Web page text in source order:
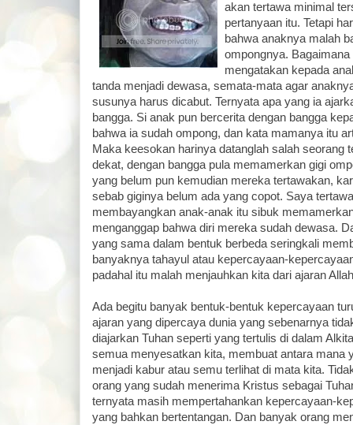
akan tertawa minimal
pertanyaan itu. Tetapi
bahwa anaknya malah
ompongnya.
mengatakan kepada
tanda menjadi dewasa, semata-mata agar
susunya harus dicabut. Ternyata apa yang ia
bangga. Si anak pun bercerita dengan bangga
bahwa ia sudah ompong, dan kata mamanya itu
Maka keesokan harinya datanglah salah seorang
dekat, dengan bangga pula memamerkan gigi
yang belum pun kemudian mereka tertawakan,
sebab giginya belum ada yang copot. Saya
membayangkan anak-anak itu sibuk
menganggap bahwa diri mereka sudah dewasa.
yang sama dalam bentuk berbeda seringkali
banyaknya tahayul atau kepercayaan-
padahal itu malah menjauhkan kita dari ajaran
Ada begitu banyak bentuk-bentuk kepercayaan
ajaran yang dipercaya dunia yang sebenarnya
diajarkan Tuhan seperti yang tertulis di dalam
semua menyesatkan kita, membuat antara mana
menjadi kabur atau semu terlihat di mata kita.
orang yang sudah menerima Kristus sebagai
ternyata masih mempertahankan kepercayaan-
yang bahkan bertentangan. Dan banyak orang